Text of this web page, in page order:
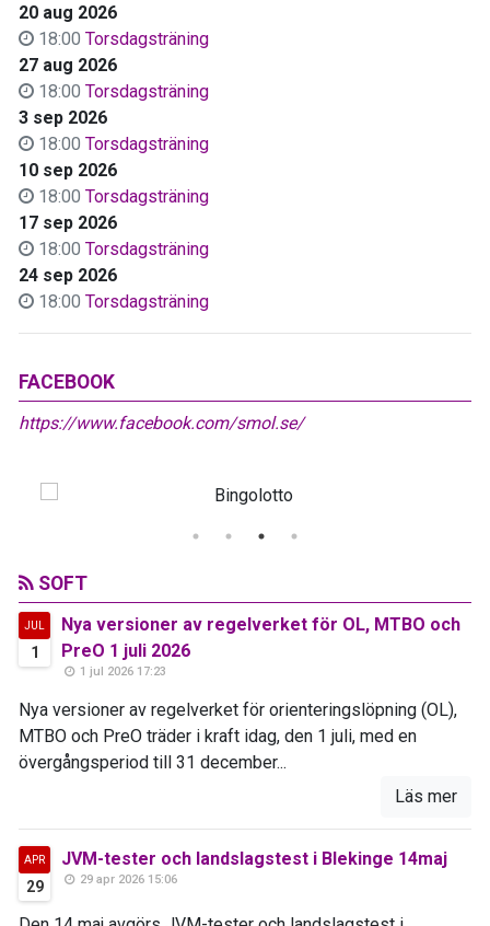
20 aug 2026
18:00 Torsdagsträning
27 aug 2026
18:00 Torsdagsträning
3 sep 2026
18:00 Torsdagsträning
10 sep 2026
18:00 Torsdagsträning
17 sep 2026
18:00 Torsdagsträning
24 sep 2026
18:00 Torsdagsträning
FACEBOOK
https://www.facebook.com/smol.se/
SOFT
JUL
1
Nya versioner av regelverket för OL, MTBO och
PreO 1 juli 2026
1 jul 2026 17:23
Nya versioner av regelverket för orienteringslöpning (OL),
MTBO och PreO träder i kraft idag, den 1 juli, med en
övergångsperiod till 31 december...
Läs mer
APR
29
JVM-tester och landslagstest i Blekinge 14maj
29 apr 2026 15:06